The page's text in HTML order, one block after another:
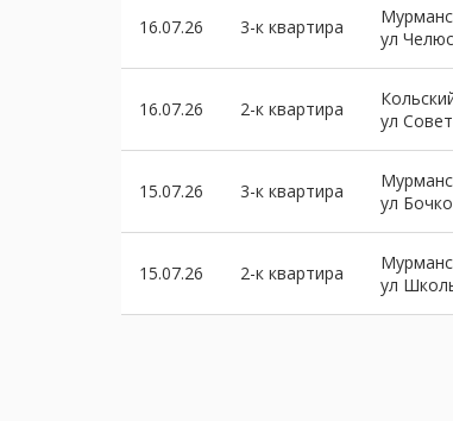
16.07.26 3-к квартира
ул
16.07.26 2-к квартира
ул
15.07.26 3-к квартира
ул
15.07.26 2-к квартира
ул